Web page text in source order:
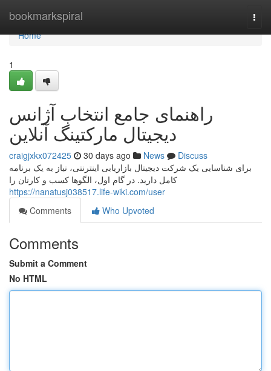
bookmarkspiral
Home
Home
1
راهنمای جامع انتخاب آژانس
دیجیتال مارکتینگ آنلاین
craigjxkx072425 30 days ago News
Discuss
برای شناسایی یک شرکت دیجیتال بازاریابی اینترنتی، نیاز به یک برنامه
کامل دارید. در گام اول، الگوها کسب و کارتان را
https://nanatusj038517.life-wiki.com/user
Comments
Who Upvoted
Comments
Submit a Comment
No HTML